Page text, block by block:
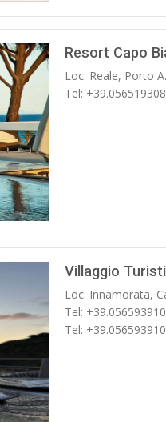
Resort Capo
Loc. Reale, Porto
Tel:
Villaggio
Loc. Innamorata,
Tel:
Tel: